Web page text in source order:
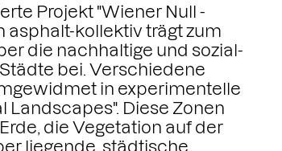
Projekt "Wiener Null -
asphalt-kollektiv trägt zum
die nachhaltige und sozial-
bei. Verschiedene
in experimentelle
Landscapes". Diese Zonen
die Vegetation auf der
liegende, städtische